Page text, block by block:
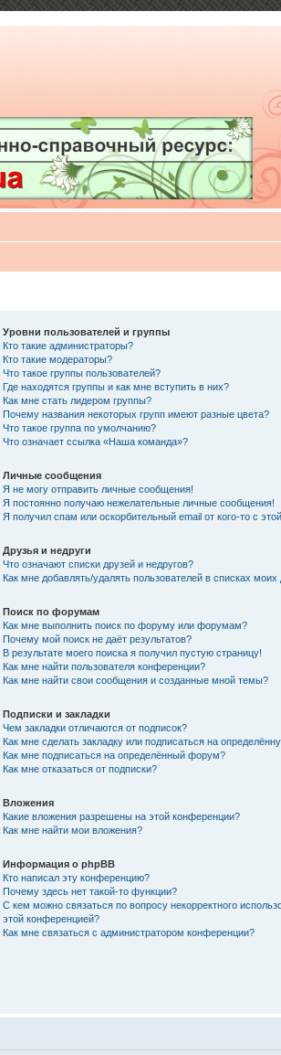
Уровни пользователей и группы
Кто такие администраторы?
Кто такие модераторы?
Что такое группы пользователей?
Где находятся группы и как мне вступить в них?
Как мне стать лидером группы?
Почему названия некоторых групп имеют разные цвета?
Что такое группа по умолчанию?
Что означает ссылка «Наша команда»?
Личные сообщения
Я не могу отправить личные сообщения!
Я постоянно получаю нежелательные личные сообщения!
Я получил спам или оскорбительный email от кого-то с
Друзья и недруги
Что означают списки друзей и недругов?
Как мне добавлять/удалять пользователей в списках моих
Поиск по форумам
Как мне выполнить поиск по форуму или форумам?
Почему мой поиск не даёт результатов?
В результате моего поиска я получил пустую страницу!
Как мне найти пользователя конференции?
Как мне найти свои сообщения и созданные мной темы?
Подписки и закладки
Чем закладки отличаются от подписок?
Как мне сделать закладку или подписаться на
Как мне подписаться на определённый форум?
Как мне отказаться от подписки?
Вложения
Какие вложения разрешены на этой конференции?
Как мне найти мои вложения?
Информация о phpBB
Кто написал эту конференцию?
Почему здесь нет такой-то функции?
С кем можно связаться по вопросу некорректного
этой конференцией?
Как мне связаться с администратором конференции?